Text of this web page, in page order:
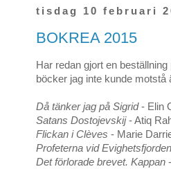
tisdag 10 februari
BOKREA 2015
Har redan gjort en
böcker jag inte kunde motstå
Då tänker jag på Sigrid- Elin
Satans Dostojevskij- Atiq
Flickan i Clèves - Marie
Profeterna vid Evighetsfjorden
Det förlorade brevet. Kappan